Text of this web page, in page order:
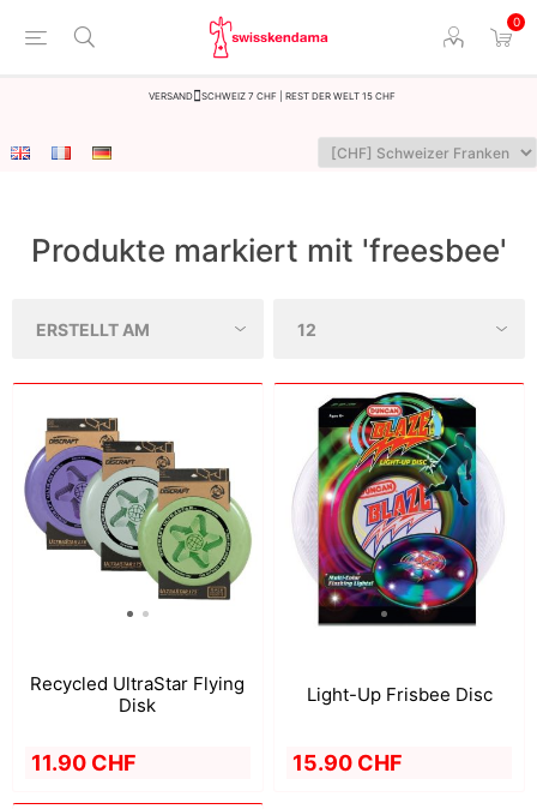
0
Versand Schweiz 7 CHF | Rest der Welt 15 CHF
Produkte markiert mit 'freesbee'
Recycled UltraStar Flying
Disk
11.90 CHF
Light-Up Frisbee Disc
15.90 CHF